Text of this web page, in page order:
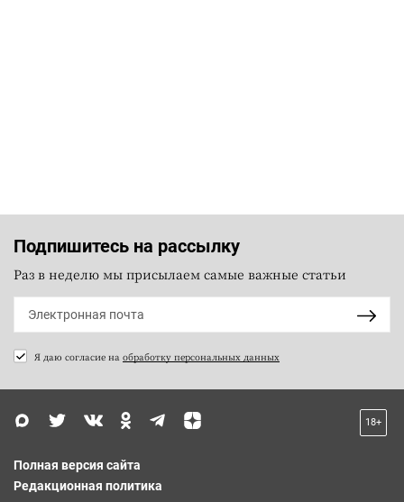
Подпишитесь на рассылку
Раз в неделю мы присылаем самые важные статьи
Я даю согласие на обработку персональных данных
18+
Полная версия сайта
Редакционная политика